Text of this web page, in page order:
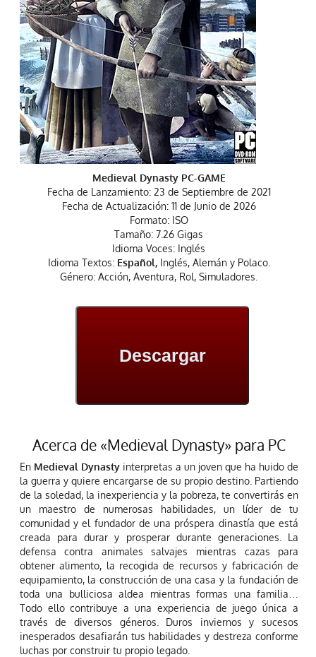
Medieval Dynasty PC-GAME
Fecha de Lanzamiento: 23 de Septiembre de 2021
Fecha de Actualización: 11 de Junio de 2026
Formato: ISO
Tamaño: 7.26 Gigas
Idioma Voces: Inglés
Idioma Textos: Español, Inglés, Alemán y Polaco.
Género: Acción, Aventura, Rol, Simuladores.
Descargar
Acerca de «Medieval Dynasty» para PC
EnMedieval Dynasty interpretas a un joven que ha huido de
la guerra y quiere encargarse de su propio destino. Partiendo
de la soledad, la inexperiencia y la pobreza, te convertirás en
un maestro de numerosas habilidades, un líder de tu
comunidad y el fundador de una próspera dinastía que está
creada para durar y prosperar durante generaciones. La
defensa contra animales salvajes mientras cazas para
obtener alimento, la recogida de recursos y fabricación de
equipamiento, la construcción de una casa y la fundación de
toda una bulliciosa aldea mientras formas una familia…
Todo ello contribuye a una experiencia de juego única a
través de diversos géneros. Duros inviernos y sucesos
inesperados desafiarán tus habilidades y destreza conforme
luchas por construir tu propio legado.